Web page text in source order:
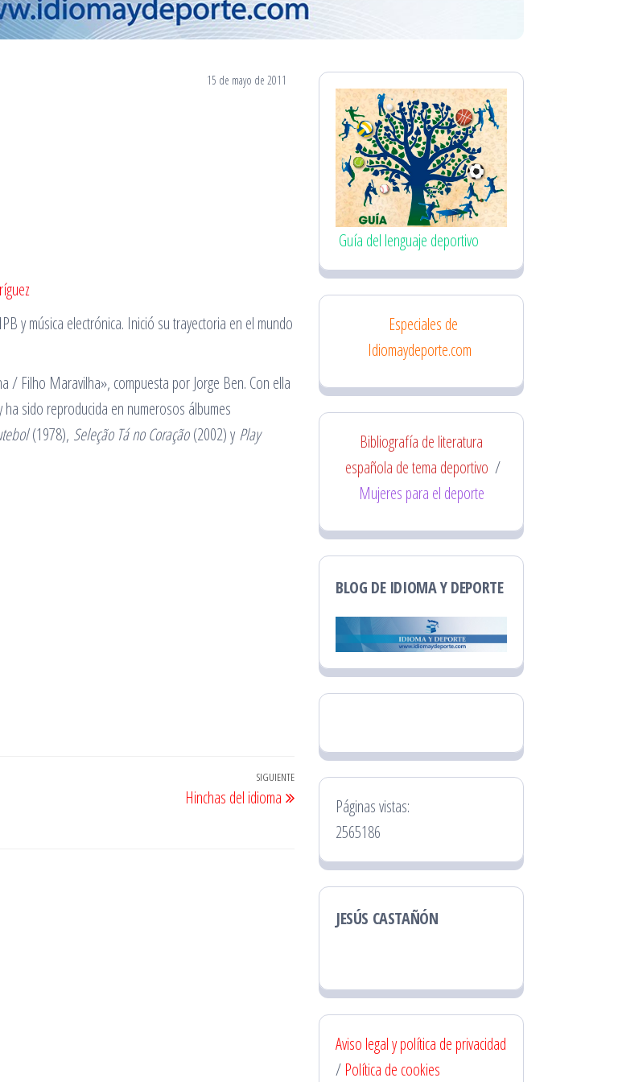
15 de mayo de 2011
y música electrónica. Inició su trayectoria en el mundo
/ Filho Maravilha», compuesta por Jorge Ben. Con ella
sido reproducida en numerosos álbumes
(1978), Seleção Tá no Coração(2002) yPlay
Entrada
siguiente
SIGUIENTE
Hinchas del idioma
Guía del lenguaje deportivo
Especiales de
Idiomaydeporte.com
Bibliografía de literatura
española de tema deportivo /
Mujeres para el deporte
BLOG DE IDIOMA Y DEPORTE
Páginas vistas:
2565186
JESÚS CASTAÑÓN
Aviso legal y política de privacidad
/ Política de cookies